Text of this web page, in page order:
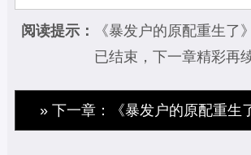
阅读提示：
《暴发户的原配重生了
已结束，下一章精彩再
» 下一章：《暴发户的原配重生